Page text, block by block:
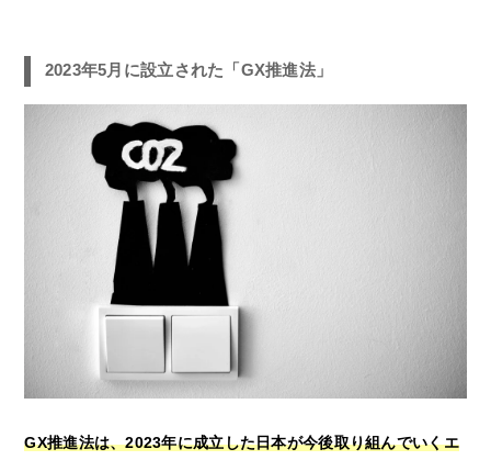
2023年5月に設立された「GX推進法」
GX推進法は、2023年に成立した日本が今後取り組んでいくエ